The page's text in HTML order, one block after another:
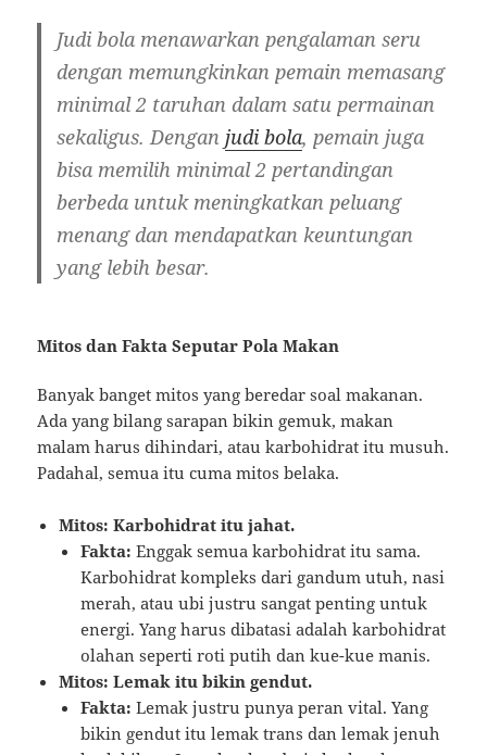
Judi bola menawarkan pengalaman seru
dengan memungkinkan pemain memasang
minimal 2 taruhan dalam satu permainan
sekaligus. Dengan judi bola, pemain juga
bisa memilih minimal 2 pertandingan
berbeda untuk meningkatkan peluang
menang dan mendapatkan keuntungan
yang lebih besar.
Mitos dan Fakta Seputar Pola Makan
Banyak banget mitos yang beredar soal makanan.
Ada yang bilang sarapan bikin gemuk, makan
malam harus dihindari, atau karbohidrat itu musuh.
Padahal, semua itu cuma mitos belaka.
Mitos: Karbohidrat itu jahat.
Fakta: Enggak semua karbohidrat itu sama.
Karbohidrat kompleks dari gandum utuh, nasi
merah, atau ubi justru sangat penting untuk
energi. Yang harus dibatasi adalah karbohidrat
olahan seperti roti putih dan kue-kue manis.
Mitos: Lemak itu bikin gendut.
Fakta: Lemak justru punya peran vital. Yang
bikin gendut itu lemak trans dan lemak jenuh